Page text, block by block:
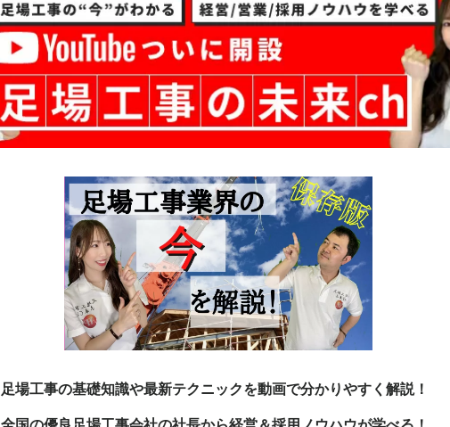
足場工事の基礎知識や最新テクニックを動画で分かりやすく解説！